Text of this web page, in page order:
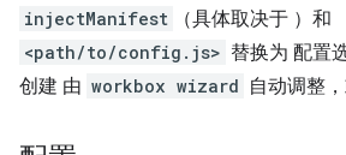
injectManifest （具体取决于 ）和
<path/to/config.js> 替换为 配置
创建 由 workbox wizard 自动调整